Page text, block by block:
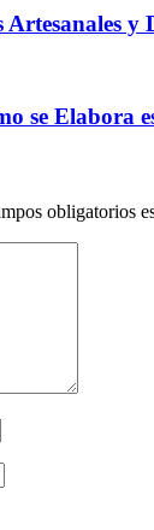
y
se Elabora
obligatorios